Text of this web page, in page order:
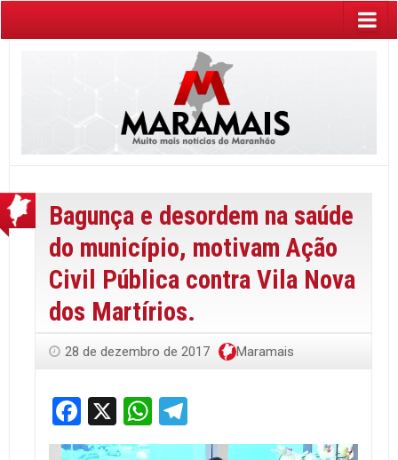
Bagunça e desordem na saúde
do município, motivam Ação
Civil Pública contra Vila Nova
dos Martírios.
28 de dezembro de 2017 Maramais
Facebook
X WhatsApp